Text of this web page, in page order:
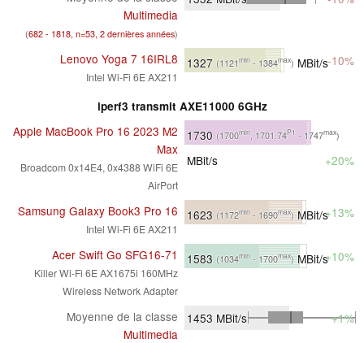
Multimedia
(682 - 1818, n=53, 2 dernières années)
Lenovo Yoga 7 16IRL8
Intel Wi-Fi 6E AX211
1327 (1121min - 1384max) MBit/s-10%
iperf3 transmit AXE11000 6GHz
Apple MacBook Pro 16 2023 M2
Max
Broadcom 0x14E4, 0x4388 WiFi 6E
AirPort
1730 (1700min, 1701.74P1 - 1747max)
MBit/s +20%
Samsung Galaxy Book3 Pro 16
Intel Wi-Fi 6E AX211
1623 (1172min - 1690max)MBit/s+13%
Acer Swift Go SFG16-71
Killer Wi-Fi 6E AX1675i 160MHz
Wireless Network Adapter
1583 (1034min - 1700max)MBit/s+10%
Moyenne de la classe
Multimedia
1453 MBit/s +1%